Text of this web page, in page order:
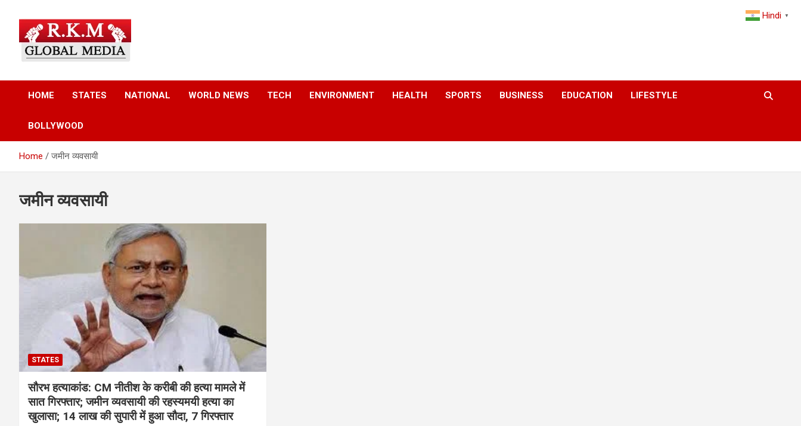
content
Latest Hindi News &
Global Media
and the World
HOME
STATES NATIONAL WORLD NEWS TECH ENVIRONMENT HEALTH SPORTS BUSINESS EDUCATION LIFESTYLE
BOLLYWOOD
Home जमीन व्यवसायी
जमीन व्यवसायी
STATES
सौरभ हत्याकांड: CM नीतीश के करीबी की हत्या मामले में
सात गिरफ्तार; जमीन व्यवसायी की रहस्यमयी हत्या का
खुलासा; 14 लाख की सुपारी में हुआ सौदा, 7 गिरफ्तार
Hindi ▼